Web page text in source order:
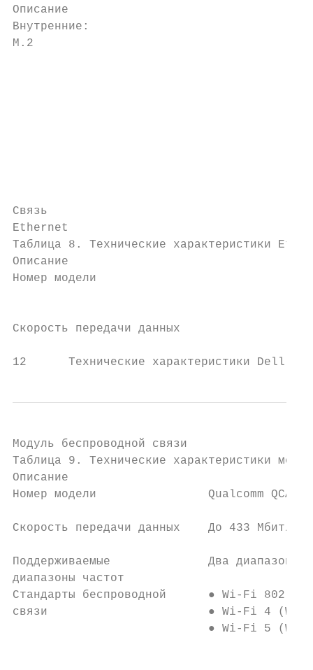
Описание
Внутренние:
M.2                                               ●
Связь
Ethernet
Таблица 8. Технические характеристики
Описание
Номер модели
Скорость передачи данных
12      Технические характеристики Dell G3
Модуль беспроводной связи
Таблица 9. Технические характеристики
Описание
Номер модели                Qualcomm
Скорость передачи данных    До 433
Поддерживаемые              Два диапазона
диапазоны частот
Стандарты беспроводной      ● Wi-Fi
связи                       ● Wi-Fi 4 (Wi-Fi
● Wi-Fi 5